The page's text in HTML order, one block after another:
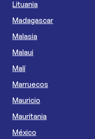
Lituania
Madagascar
Malasia
Malaui
Malí
Marruecos
Mauricio
Mauritania
México